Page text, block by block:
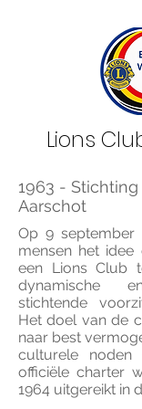
Lions
1963 -
Aarschot
Op 9 september
mensen het
een Lions Club
dynamische
stichtende
Het doel van de
naar best
culturele
officiële charter
1964 uitgereikt in